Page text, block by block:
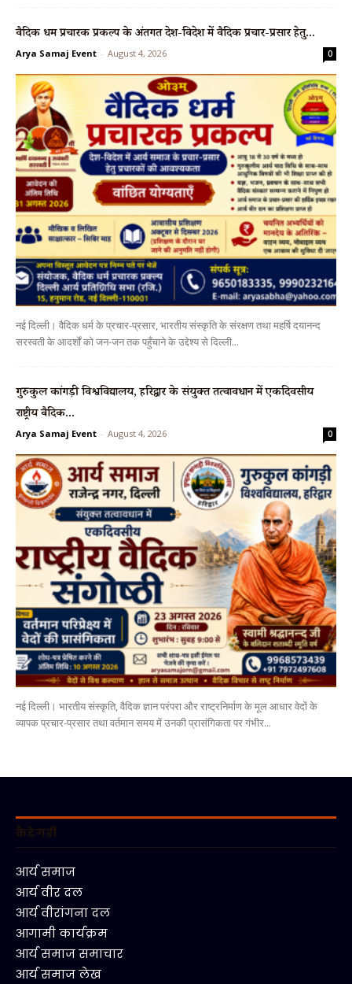
वैदिक धर्म प्रचारक प्रकल्प के अंतर्गत देश-विदेश में वैदिक प्रचार-प्रसार हेतु...
Arya Samaj Event - August 4, 2026 0
नई दिल्ली। वैदिक धर्म के प्रचार-प्रसार, भारतीय संस्कृति के संरक्षण तथा महर्षि दयानन्द
सरस्वती के आदर्शों को जन-जन तक पहुँचाने के उद्देश्य से दिल्ली...
गुरुकुल कांगड़ी विश्वविद्यालय, हरिद्वार के संयुक्त तत्वावधान में एकदिवसीय
राष्ट्रीय वैदिक...
Arya Samaj Event - August 4, 2026 0
नई दिल्ली। भारतीय संस्कृति, वैदिक ज्ञान परंपरा और राष्ट्रनिर्माण के मूल आधार वेदों के
व्यापक प्रचार-प्रसार तथा वर्तमान समय में उनकी प्रासंगिकता पर गंभीर...
कैटेगरी
आर्य समाज
आर्य वीर दल
आर्य वीरांगना दल
आगामी कार्यक्रम
आर्य समाज समाचार
आर्य समाज लेख